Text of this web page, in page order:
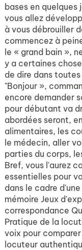
bases en quelques
vous allez
à vous débrouiller
commencez à
le « grand bain »,
y a certaines
de dire dans
"Bonjour »,
encore demander
pour débutant va
abordées seront,
alimentaires, les
le médecin, aller
parties du corps,
Bref, vous l'aurez
essentielles pour
dans le cadre
mémoire Jeux
correspondance
Pratique de la
voix pour
locuteur